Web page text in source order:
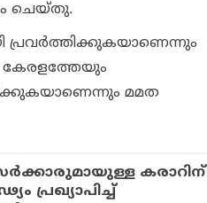
ചെയ്തു.
പ്രവര്‍ത്തിക്കുകയാണെന്നും
മമത
കരാറിന്
പ്രഖ്യാപിച്ച്